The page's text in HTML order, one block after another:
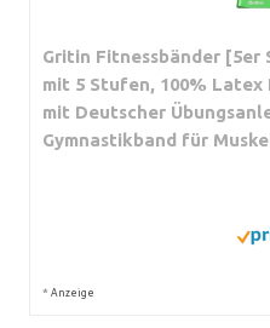
Gritin Fitnessbänder [5er
mit 5 Stufen, 100% Latex
mit Deutscher
Gymnastikband für
* Anzeige